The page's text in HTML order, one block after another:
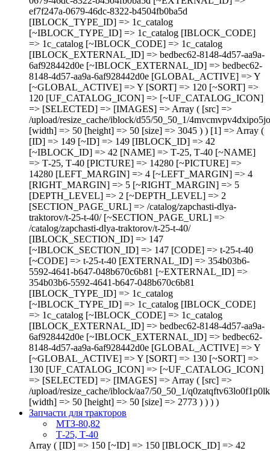
ef7f247a-0679-46dc-8322-b4504fb0ba5d
[IBLOCK_TYPE_ID] => 1c_catalog
[~IBLOCK_TYPE_ID] => 1c_catalog [IBLOCK_CODE]
=> 1c_catalog [~IBLOCK_CODE] => 1c_catalog
[IBLOCK_EXTERNAL_ID] => bedbec62-8148-4d57-aa9a-
6af928442d0e [~IBLOCK_EXTERNAL_ID] => bedbec62-
8148-4d57-aa9a-6af928442d0e [GLOBAL_ACTIVE] => Y
[~GLOBAL_ACTIVE] => Y [SORT] => 120 [~SORT] =>
120 [UF_CATALOG_ICON] => [~UF_CATALOG_ICON]
=> [SELECTED] => [IMAGES] => Array ( [src] =>
/upload/resize_cache/iblock/d55/50_50_1/
[width] => 50 [height] => 50 [size] => 3045 ) ) [1] => Array (
[ID] => 149 [~ID] => 149 [IBLOCK_ID] => 42
[~IBLOCK_ID] => 42 [NAME] => Т-25, Т-40 [~NAME]
=> Т-25, Т-40 [PICTURE] => 14280 [~PICTURE] =>
14280 [LEFT_MARGIN] => 4 [~LEFT_MARGIN] => 4
[RIGHT_MARGIN] => 5 [~RIGHT_MARGIN] => 5
[DEPTH_LEVEL] => 2 [~DEPTH_LEVEL] => 2
[SECTION_PAGE_URL] => /catalog/zapchasti-dlya-
traktorov/t-25-t-40/ [~SECTION_PAGE_URL] =>
/catalog/zapchasti-dlya-traktorov/t-25-t-40/
[IBLOCK_SECTION_ID] => 147
[~IBLOCK_SECTION_ID] => 147 [CODE] => t-25-t-40
[~CODE] => t-25-t-40 [EXTERNAL_ID] => 354b03b6-
5592-4641-b647-048b670c6b81 [~EXTERNAL_ID] =>
354b03b6-5592-4641-b647-048b670c6b81
[IBLOCK_TYPE_ID] => 1c_catalog
[~IBLOCK_TYPE_ID] => 1c_catalog [IBLOCK_CODE]
=> 1c_catalog [~IBLOCK_CODE] => 1c_catalog
[IBLOCK_EXTERNAL_ID] => bedbec62-8148-4d57-aa9a-
6af928442d0e [~IBLOCK_EXTERNAL_ID] => bedbec62-
8148-4d57-aa9a-6af928442d0e [GLOBAL_ACTIVE] => Y
[~GLOBAL_ACTIVE] => Y [SORT] => 130 [~SORT] =>
130 [UF_CATALOG_ICON] => [~UF_CATALOG_ICON]
=> [SELECTED] => [IMAGES] => Array ( [src] =>
/upload/resize_cache/iblock/aa7/50_50_1/
[width] => 50 [height] => 50 [size] => 2773 ) ) ) )
Запчасти для тракторов
МТЗ-80,82
Т-25, Т-40
Array ( [ID] => 150 [~ID] => 150 [IBLOCK_ID] => 42 [~IBLOCK_ID] => 42 [NAME] => Запчасти для комбайнов [~NAME] => Запчасти для комбайнов [PICTURE] => 1827 [~PICTURE] => 1827 [LEFT_MARGIN] => 7 [~LEFT_MARGIN] => 7 [RIGHT_MARGIN] => 34 [~RIGHT_MARGIN] => 34 [DEPTH_LEVEL] => 1 [~DEPTH_LEVEL] => 1 [SECTION_PAGE_URL] => /catalog/zapchasti-dlya-kombaynov/ [~SECTION_PAGE_URL] => /catalog/zapchasti-dlya-kombaynov/ [IBLOCK_SECTION_ID] => [~IBLOCK_SECTION_ID] => [CODE] => zapchasti-dlya-kombaynov [~CODE] => zapchasti-dlya-kombaynov [EXTERNAL_ID] => 48702fa3-944a-4b86-bd0c-20a702347421 [~EXTERNAL_ID] => 48702fa3-944a-4b86-bd0c-20a702347421 [IBLOCK_TYPE_ID] => 1c_catalog [~IBLOCK_TYPE_ID] => 1c_catalog [IBLOCK_CODE] => 1c_catalog [~IBLOCK_CODE] => 1c_catalog [IBLOCK_EXTERNAL_ID] => bedbec62-8148-4d57-aa9a-6af928442d0e [~IBLOCK_EXTERNAL_ID] => bedbec62-8148-4d57-aa9a-6af928442d0e [GLOBAL_ACTIVE] => Y [~GLOBAL_ACTIVE] => Y [SORT] => 140 [~SORT] => 140 [UF_CATALOG_ICON] => [~UF_CATALOG_ICON] => [SELECTED] => [IMAGES] => Array ( [src] => /upload/resize_cache/medialibrary/b90/50_50_1/9uh008ramqpcwo0uxswb0wveocjaej6w.png [width] => 50 [height] => 50 [size] => 3014 ) [CHILD] => Array ( [0] => Array ( [ID] => 151 [~ID] => 151 [IBLOCK_ID] => 42 [~IBLOCK_ID] => 42 [NAME] => ДОН [~NAME] => ДОН [PICTURE] => 1823 [~PICTURE] => 1823 [LEFT_MARGIN] => 8 [~LEFT_MARGIN] => 8 [RIGHT_MARGIN] => 9 [~RIGHT_MARGIN] => 9 [DEPTH_LEVEL] => 2 [~DEPTH_LEVEL] => 2 [SECTION_PAGE_URL] => /catalog/zapchasti-dlya-kombaynov/don/ [~SECTION_PAGE_URL] => /catalog/zapchasti-dlya-kombaynov/don/ [IBLOCK_SECTION_ID] => 150 [~IBLOCK_SECTION_ID] => 150 [CODE] => don [~CODE] => don [EXTERNAL_ID] => 9b3587df-6db2-4b91-983e-78d30bb70703 [~EXTERNAL_ID] => 9b3587df-6db2-4b91-983e-78d30bb70703 [IBLOCK_TYPE_ID] => 1c_catalog [~IBLOCK_TYPE_ID] => 1c_catalog [IBLOCK_CODE] => 1c_catalog [~IBLOCK_CODE] => 1c_catalog [IBLOCK_EXTERNAL_ID] => bedbec62-8148-4d57-aa9a-6af928442d0e [~IBLOCK_EXTERNAL_ID] => bedbec62-8148-4d57-aa9a-6af928442d0e [GLOBAL_ACTIVE] => Y [~GLOBAL_ACTIVE] => Y [SORT] => 150 [~SORT] => 150 [UF_CATALOG_ICON] => [~UF_CATALOG_ICON] => [SELECTED] => [IMAGES] => Array ( [src] => /upload/resize_cache/medialibrary/75b/50_50_1/q0pxbfrxcbnsm9308whpo90rqrcoe8pp.jpg [width] => 50 [height] => 50 [size] => 2215 ) ) [1] => Array ( [ID] => 152 [~ID] => 152 [IBLOCK_ID] => 42 [~IBLOCK_ID] => 42 [NAME] => ПОЛЕСЬЕ [~NAME] => ПОЛЕСЬЕ [PICTURE] => 1825 [~PICTURE] => 1825 [LEFT_MARGIN] => 10 [~LEFT_MARGIN] => 10 [RIGHT_MARGIN] => 11 [~RIGHT_MARGIN] => 11 [DEPTH_LEVEL] => 2 [~DEPTH_LEVEL] => 2 [SECTION_PAGE_URL] => /catalog/zapchasti-dlya-kombaynov/polese/ [~SECTION_PAGE_URL] => /catalog/zapchasti-dlya-kombaynov/polese/ [IBLOCK_SECTION_ID] => 150 [~IBLOCK_SECTION_ID] => 150 [CODE] => polese [~CODE] => polese [EXTERNAL_ID] => df11b133-16f2-4774-a989-05f2563b8bf3 [~EXTERNAL_ID] => df11b133-16f2-4774-a989-05f2563b8bf3 [IBLOCK_TYPE_ID] => 1c_catalog [~IBLOCK_TYPE_ID] => 1c_catalog [IBLOCK_CODE] => 1c_catalog [~IBLOCK_CODE] => 1c_catalog [IBLOCK_EXTERNAL_ID] => bedbec62-8148-4d57-aa9a-6af928442d0e [~IBLOCK_EXTERNAL_ID] => bedbec62-8148-4d57-aa9a-6af928442d0e [GLOBAL_ACTIVE] => Y [~GLOBAL_ACTIVE] => Y [SORT] => 160 [~SORT] => 160 [UF_CATALOG_ICON] => [~UF_CATALOG_ICON] => [SELECTED] => [IMAGES] => Array ( [src] => /upload/resize_cache/medialibrary/6ff/50_50_1/xwgdczjpm45uv7ehe6t1unaf650x3uax.png [width] => 50 [height] => 50 [size] => 2835 ) ) [2] => Array ( [ID] => 153 [~ID] => 153 [IBLOCK_ID] => 42 [~IBLOCK_ID] => 42 [NAME] => Звёздочки к цепям [~NAME] => Звёздочки к цепям [PICTURE] => 1718 [~PICTURE] => 1718 [LEFT_MARGIN] => 12 [~LEFT_MARGIN] => 12 [RIGHT_MARGIN] => 13 [~RIGHT_MARGIN] => 13 [DEPTH_LEVEL] => 2 [~DEPTH_LEVEL] => 2 [SECTION_PAGE_URL] => /catalog/zapchasti-dlya-kombaynov/zvyezdochki-k-tsepyam/ [~SECTION_PAGE_URL] => /catalog/zapchasti-dlya-kombaynov/zvyezdochki-k-tsepyam/ [IBLOCK_SECTION_ID] => 150 [~IBLOCK_SECTION_ID] => 150 [CODE] => zvyezdochki-k-tsepyam [~CODE] => zvyezdochki-k-tsepyam [EXTERNAL_ID] => 3b3b00be-63e9-4f89-a77a-65e70f7c7d2f [~EXTERNAL_ID] => 3b3b00be-63e9-4f89-a77a-65e70f7c7d2f [IBLOCK_TYPE_ID] => 1c_catalog [~IBLOCK_TYPE_ID] => 1c_catalog [IBLOCK_CODE] => 1c_catalog [~IBLOCK_CODE] => 1c_catalog [IBLOCK_EXTERNAL_ID] => bedbec62-8148-4d57-aa9a-6af928442d0e [~IBLOCK_EXTERNAL_ID] => bedbec62-8148-4d57-aa9a-6af928442d0e [GLOBAL_ACTIVE] => Y [~GLOBAL_ACTIVE] => Y [SORT] => 170 [~SORT] => 170 [UF_CATALOG_ICON] => [~UF_CATALOG_ICON] => [SELECTED] => [IMAGES] => Array ( [src] => /upload/resize_cache/medialibrary/8d5/50_50_1/rk9b069bipa6k6s5mm8mz8feasc28ity.jpg [width] => 49 [height] => 50 [size] => 1969 ) ) [3] => Array ( [ID] => 213 [~ID] => 213 [IBLOCK_ID] => 42 [~IBLOCK_ID] => 42 [NAME] => Вектор [~NAME] => Вектор [PICTURE] => 8734 [~PICTURE] => 8734 [LEFT_MARGIN] => 18 [~LEFT_MARGIN] => 18 [RIGHT_MARGIN] => 19 [~RIGHT_MARGIN] => 19 [DEPTH_LEVEL] => 2 [~DEPTH_LEVEL] => 2 [SECTION_PAGE_URL] => /catalog/zapchasti-dlya-kombaynov/vektor/ [~SECTION_PAGE_URL] => /catalog/zapchasti-dlya-kombaynov/vektor/ [IBLOCK_SECTION_ID] => 150 [~IBLOCK_SECTION_ID] => 150 [CODE] => vektor [~CODE] => vektor [EXTERNAL_ID] => [~EXTERNAL_ID] => [IBLOCK_TYPE_ID] => 1c_catalog [~IBLOCK_TYPE_ID] => 1c_catalog [IBLOCK_CODE] => 1c_catalog [~IBLOCK_CODE] => 1c_catalog [IBLOCK_EXTERNAL_ID] => bedbec62-8148-4d57-aa9a-6af928442d0e [~IBLOCK_EXTERNAL_ID] => bedbec62-8148-4d57-aa9a-6af928442d0e [GLOBAL_ACTIVE] => Y [~GLOBAL_ACTIVE] => Y [SORT] => 500 [~SORT] => 500 [UF_CATALOG_ICON] => [~UF_CATALOG_ICON] => [SELECTED] => [IMAGES] => Array ( [src] => /upload/resize_cache/iblock/3de/50_50_1/d0ifcssmfwe5nlaxo1gws3yrjyo7s322.jpg [width] => 50 [height] => 50 [size] => 2519 ) ) [4] => Array ( [ID] => 214 [~ID] => 214 [IBLOCK_ID] => 42 [~IBLOCK_ID] => 42 [NAME] => Торум [~NAME] => Торум [PICTURE] => 8735 [~PICTURE] => 8735